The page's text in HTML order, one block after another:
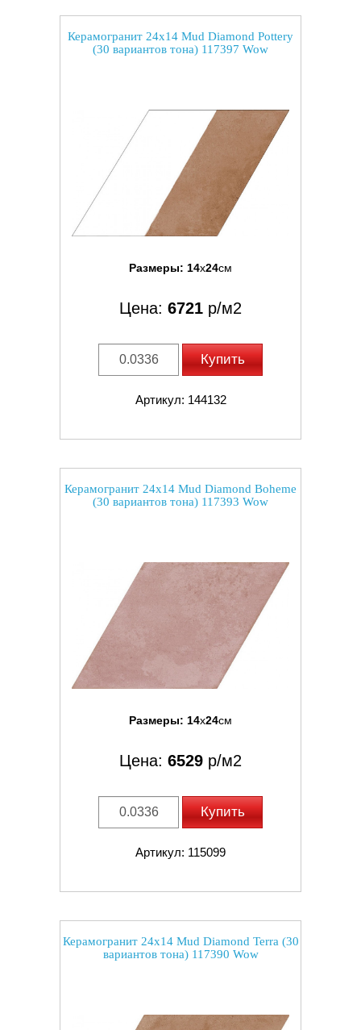
Керамогранит 24x14 Mud Diamond Pottery
(30 вариантов тона) 117397 Wow
Размеры: 14x24см
Цена: 6721 р/м2
Купить
Артикул: 144132
Керамогранит 24x14 Mud Diamond Boheme
(30 вариантов тона) 117393 Wow
Размеры: 14x24см
Цена: 6529 р/м2
Купить
Артикул: 115099
Керамогранит 24x14 Mud Diamond Terra (30
вариантов тона) 117390 Wow